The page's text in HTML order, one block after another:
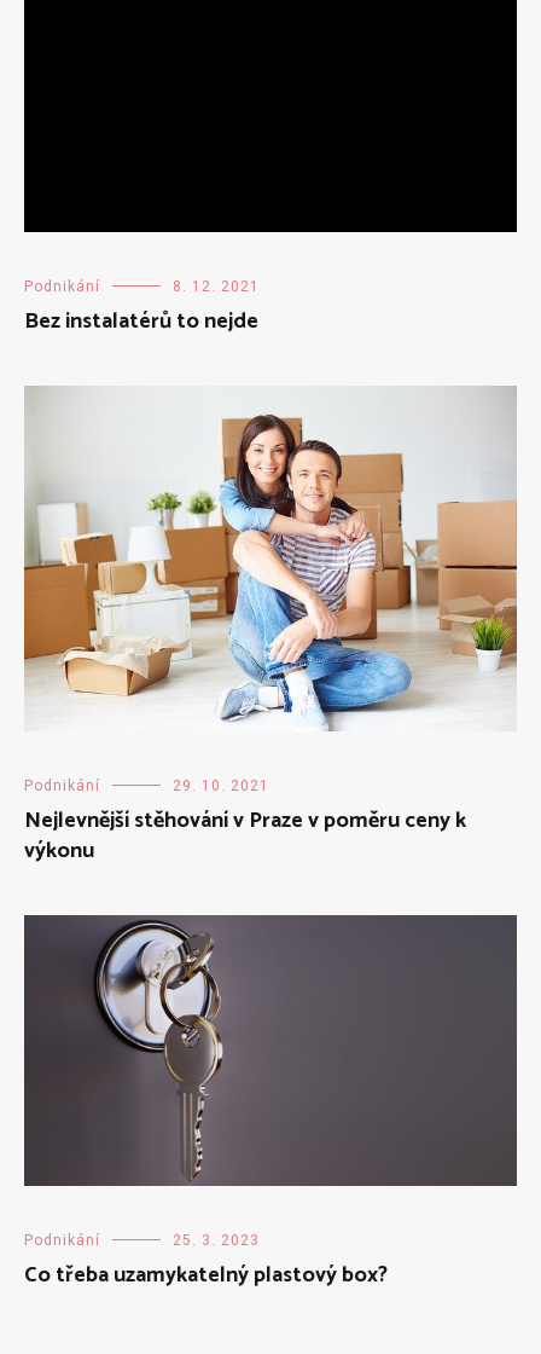
Podnikání 8. 12. 2021
Bez instalatérů to nejde
Podnikání 29. 10. 2021
Nejlevnější stěhování v Praze v poměru ceny k
výkonu
Podnikání 25. 3. 2023
Co třeba uzamykatelný plastový box?